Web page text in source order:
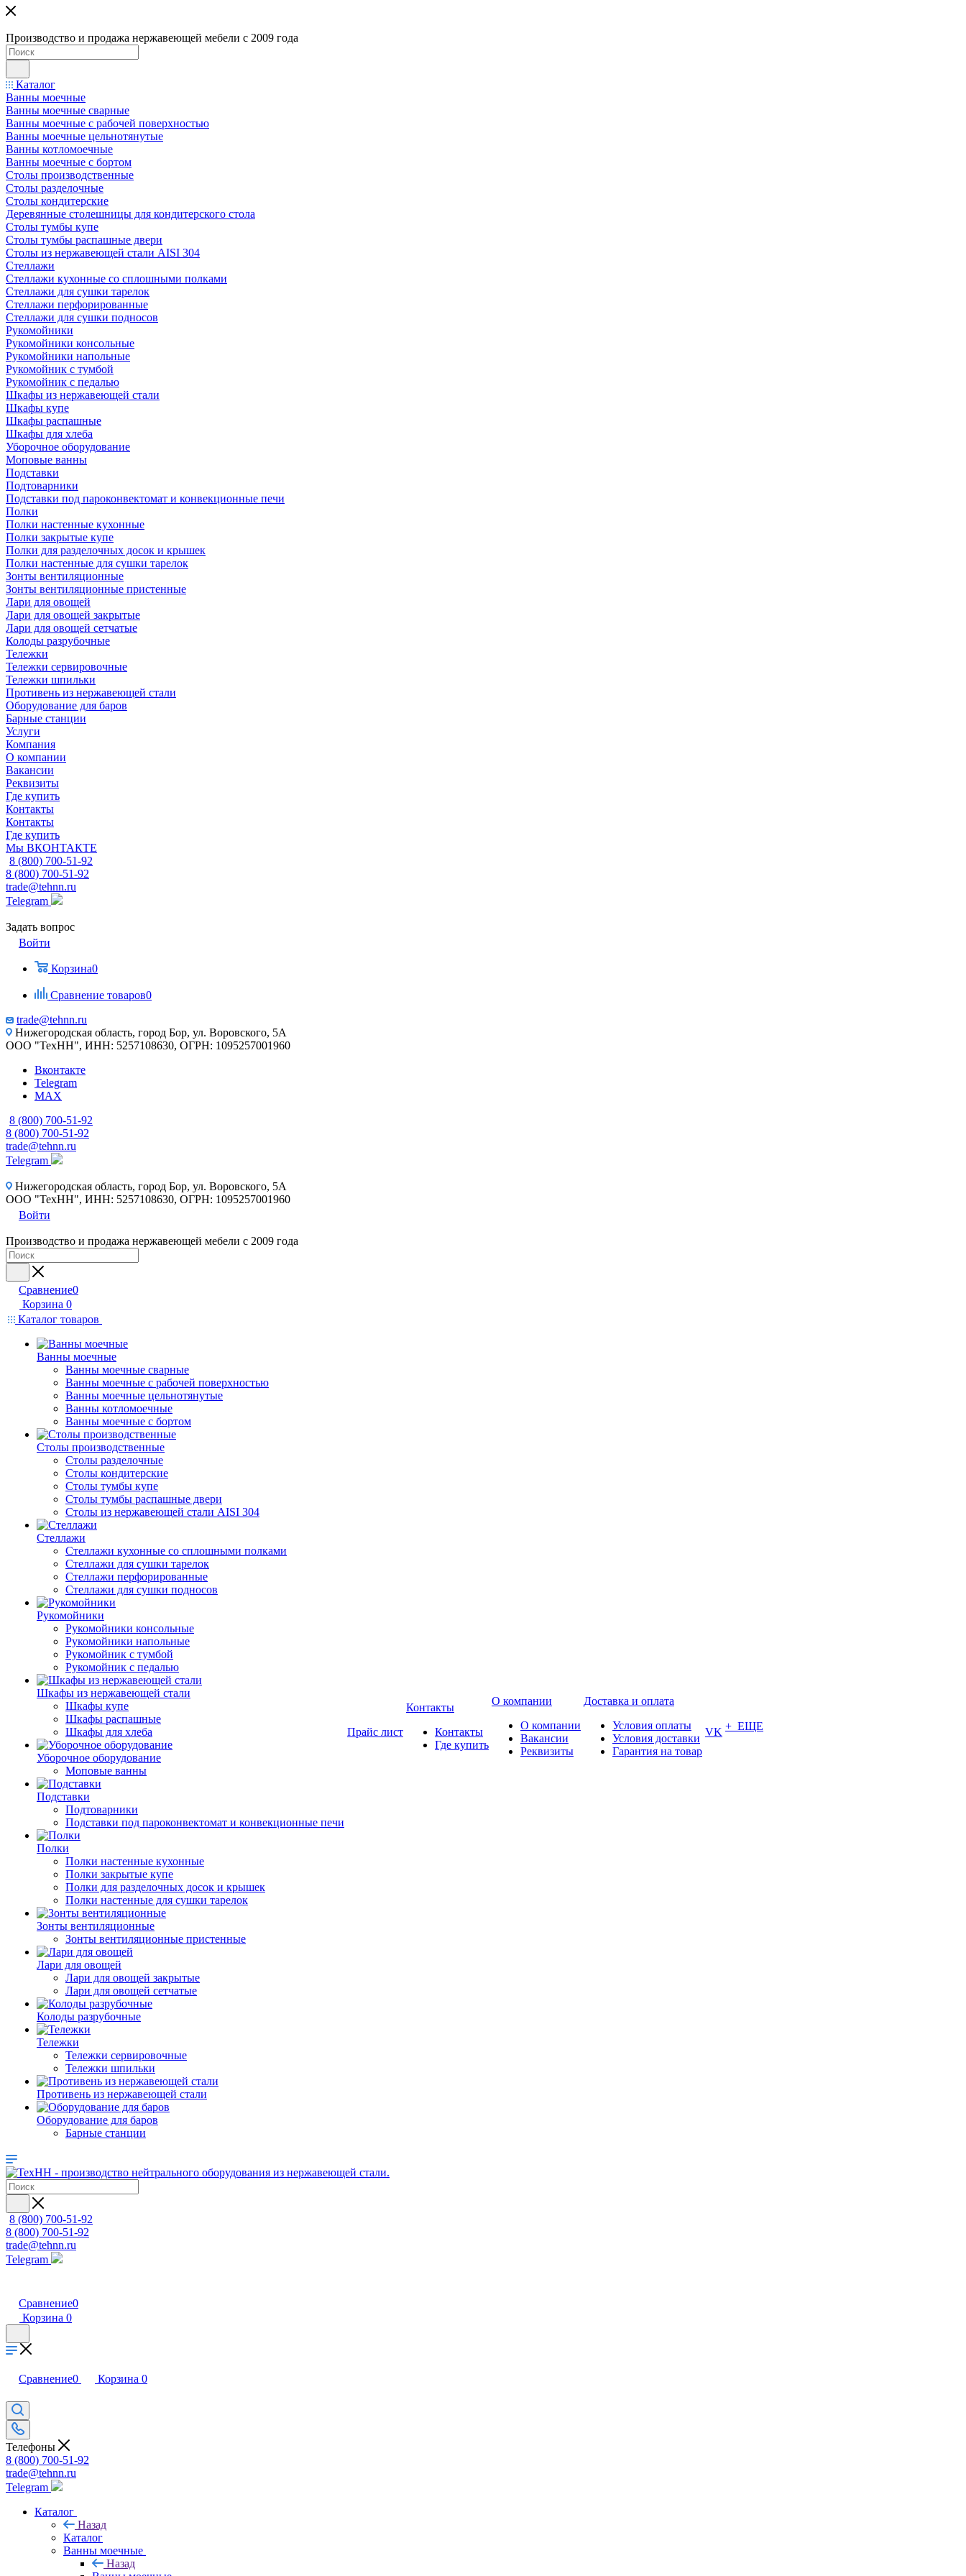
Производство и продажа нержавеющей мебели с 2009 года
Каталог
Ванны моечные
Ванны моечные сварные
Ванны моечные с рабочей поверхностью
Ванны моечные цельнотянутые
Ванны котломоечные
Ванны моечные с бортом
Столы производственные
Столы разделочные
Столы кондитерские
Деревянные столешницы для кондитерского стола
Столы тумбы купе
Столы тумбы распашные двери
Столы из нержавеющей стали AISI 304
Стеллажи
Стеллажи кухонные со сплошными полками
Стеллажи для сушки тарелок
Стеллажи перфорированные
Стеллажи для сушки подносов
Рукомойники
Рукомойники консольные
Рукомойники напольные
Рукомойник с тумбой
Рукомойник с педалью
Шкафы из нержавеющей стали
Шкафы купе
Шкафы распашные
Шкафы для хлеба
Уборочное оборудование
Моповые ванны
Подставки
Подтоварники
Подставки под пароконвектомат и конвекционные печи
Полки
Полки настенные кухонные
Полки закрытые купе
Полки для разделочных досок и крышек
Полки настенные для сушки тарелок
Зонты вентиляционные
Зонты вентиляционные пристенные
Лари для овощей
Лари для овощей закрытые
Лари для овощей сетчатые
Колоды разрубочные
Тележки
Тележки сервировочные
Тележки шпильки
Противень из нержавеющей стали
Оборудование для баров
Барные станции
Услуги
Компания
О компании
Вакансии
Реквизиты
Где купить
Контакты
Контакты
Где купить
Мы ВКОНТАКТЕ
8 (800) 700-51-92
8 (800) 700-51-92
trade@tehnn.ru
Telegram
Задать вопрос
Войти
Корзина0
Сравнение товаров0
trade@tehnn.ru
Нижегородская область, город Бор, ул. Воровского, 5А
ООО "ТехНН", ИНН: 5257108630, ОГРН: 1095257001960
Вконтакте
Telegram
MAX
8 (800) 700-51-92
8 (800) 700-51-92
trade@tehnn.ru
Telegram
Нижегородская область, город Бор, ул. Воровского, 5А
ООО "ТехНН", ИНН: 5257108630, ОГРН: 1095257001960
Войти
Производство и продажа нержавеющей мебели с 2009 года
Сравнение0
Корзина 0
Каталог товаров
Ванны моечные
Ванны моечные сварные
Ванны моечные с рабочей поверхностью
Ванны моечные цельнотянутые
Ванны котломоечные
Ванны моечные с бортом
Столы производственные
Столы разделочные
Столы кондитерские
Столы тумбы купе
Столы тумбы распашные двери
Столы из нержавеющей стали AISI 304
Стеллажи
Стеллажи кухонные со сплошными полками
Стеллажи для сушки тарелок
Стеллажи перфорированные
Стеллажи для сушки подносов
Рукомойники
Рукомойники консольные
Рукомойники напольные
Рукомойник с тумбой
Рукомойник с педалью
Шкафы из нержавеющей стали
Шкафы купе
Шкафы распашные
Шкафы для хлеба
Уборочное оборудование
Моповые ванны
Подставки
Подтоварники
Подставки под пароконвектомат и конвекционные печи
Полки
Полки настенные кухонные
Полки закрытые купе
Полки для разделочных досок и крышек
Полки настенные для сушки тарелок
Зонты вентиляционные
Зонты вентиляционные пристенные
Лари для овощей
Лари для овощей закрытые
Лари для овощей сетчатые
Колоды разрубочные
Тележки
Тележки сервировочные
Тележки шпильки
Противень из нержавеющей стали
Оборудование для баров
Барные станции
Прайс лист
Контакты
Контакты
Где купить
О компании
О компании
Вакансии
Реквизиты
Доставка и оплата
Условия оплаты
Условия доставки
Гарантия на товар
VK + ЕЩЕ
8 (800) 700-51-92
8 (800) 700-51-92
trade@tehnn.ru
Telegram
Сравнение0
Корзина 0
Сравнение0 Корзина 0
Телефоны
8 (800) 700-51-92
trade@tehnn.ru
Telegram
Каталог
Назад
Каталог
Ванны моечные
Назад